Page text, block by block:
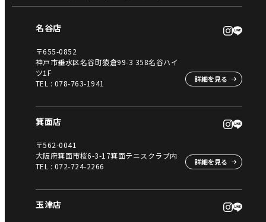
名谷店
〒655-0852
神戸市垂水区名谷町猿倉99-3 358名谷ハイ
ツ1F
TEL : 078-763-1941 詳細を見る
箕面店
〒562-0041
大阪府箕面市桜6-3-17箕面テニスクラブ内
TEL : 072-724-2266 詳細を見る
玉津店